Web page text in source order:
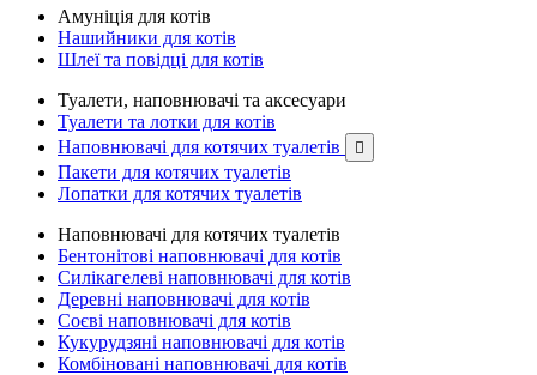
Амуніція для котів
Нашийники для котів
Шлеї та повідці для котів
Туалети, наповнювачі та аксесуари
Туалети та лотки для котів
Наповнювачі для котячих туалетів

Пакети для котячих туалетів
Лопатки для котячих туалетів
Наповнювачі для котячих туалетів
Бентонітові наповнювачі для котів
Силікагелеві наповнювачі для котів
Деревні наповнювачі для котів
Соєві наповнювачі для котів
Кукурудзяні наповнювачі для котів
Комбіновані наповнювачі для котів